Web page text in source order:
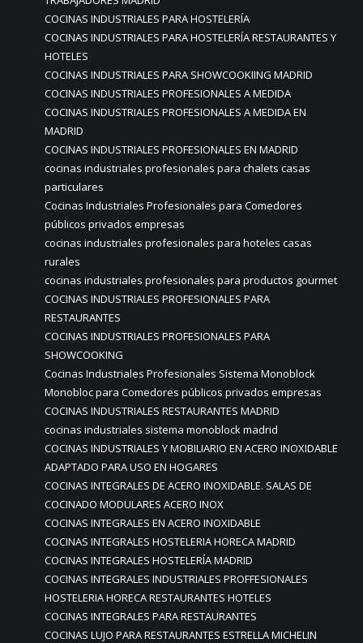
COCINAS INDUSTRIALES PARA HOSTELERÍA
COCINAS INDUSTRIALES PARA HOSTELERÍA RESTAURANTES Y
HOTELES
COCINAS INDUSTRIALES PARA SHOWCOOKIING MADRID
COCINAS INDUSTRIALES PROFESIONALES A MEDIDA
COCINAS INDUSTRIALES PROFESIONALES A MEDIDA EN
MADRID
COCINAS INDUSTRIALES PROFESIONALES EN MADRID
cocinas industriales profesionales para chalets casas
particulares
Cocinas Industriales Profesionales para Comedores
públicos privados empresas
cocinas industriales profesionales para hoteles casas
rurales
cocinas industriales profesionales para productos gourmet
COCINAS INDUSTRIALES PROFESIONALES PARA
RESTAURANTES
COCINAS INDUSTRIALES PROFESIONALES PARA
SHOWCOOKING
Cocinas Industriales Profesionales Sistema Monoblock
Monobloc para Comedores públicos privados empresas
COCINAS INDUSTRIALES RESTAURANTES MADRID
cocinas industriales sistema monoblock madrid
COCINAS INDUSTRIALES Y MOBILIARIO EN ACERO INOXIDABLE
ADAPTADO PARA USO EN HOGARES
COCINAS INTEGRALES DE ACERO INOXIDABLE. SALAS DE
COCINADO MODULARES ACERO INOX
COCINAS INTEGRALES EN ACERO INOXIDABLE
COCINAS INTEGRALES HOSTELERIA HORECA MADRID
COCINAS INTEGRALES HOSTELERÍA MADRID
COCINAS INTEGRALES INDUSTRIALES PROFFESIONALES
HOSTELERIA HORECA RESTAURANTES HOTELES
COCINAS INTEGRALES PARA RESTAURANTES
COCINAS LUJO PARA RESTAURANTES ESTRELLA MICHELIN